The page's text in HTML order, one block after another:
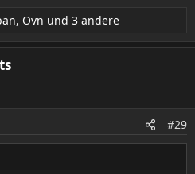
, Ovn und 3 andere
#29